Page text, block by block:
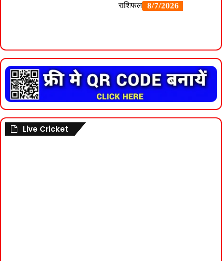
Live Cricket